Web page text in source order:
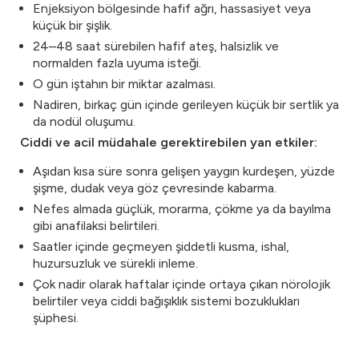
Enjeksiyon bölgesinde hafif ağrı, hassasiyet veya
küçük bir şişlik.
24–48 saat sürebilen hafif ateş, halsizlik ve
normalden fazla uyuma isteği.
O gün iştahın bir miktar azalması.
Nadiren, birkaç gün içinde gerileyen küçük bir sertlik ya
da nodül oluşumu.
Ciddi ve acil müdahale gerektirebilen yan etkiler:
Aşıdan kısa süre sonra gelişen yaygın kurdeşen, yüzde
şişme, dudak veya göz çevresinde kabarma.
Nefes almada güçlük, morarma, çökme ya da bayılma
gibi anafilaksi belirtileri.
Saatler içinde geçmeyen şiddetli kusma, ishal,
huzursuzluk ve sürekli inleme.
Çok nadir olarak haftalar içinde ortaya çıkan nörolojik
belirtiler veya ciddi bağışıklık sistemi bozuklukları
şüphesi.